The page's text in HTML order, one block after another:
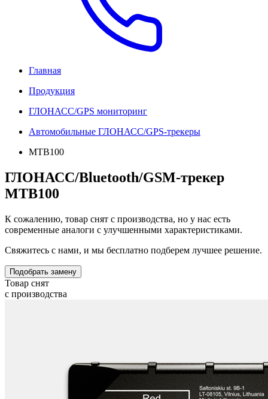
Главная
Продукция
ГЛОНАСС/GPS мониторинг
Автомобильные ГЛОНАСС/GPS-трекеры
MTB100
ГЛОНАСС/Bluetooth/GSM-трекер
MTB100
К сожалению, товар снят с производства, но у нас есть
современные аналоги с улучшенными характеристиками.
Свяжитесь с нами, и мы бесплатно подберем лучшее решение.
Подобрать замену
Товар снят
с производства